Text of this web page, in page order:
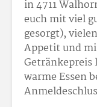
in 4711
euch mit viel
gesorgt),
Appetit und
Getränkepreis
warme Essen